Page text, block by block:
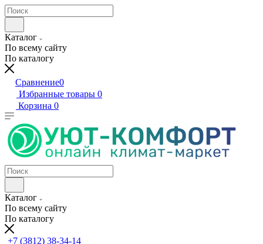
Каталог
По всему сайту
По каталогу
Сравнение0
Избранные товары 0
Корзина 0
Каталог
По всему сайту
По каталогу
+7 (3812) 38-34-14